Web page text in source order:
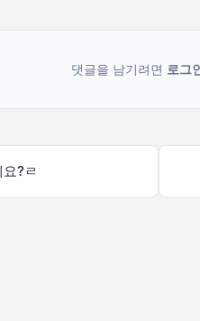
댓글을 남기려면 로그
?ㄹ